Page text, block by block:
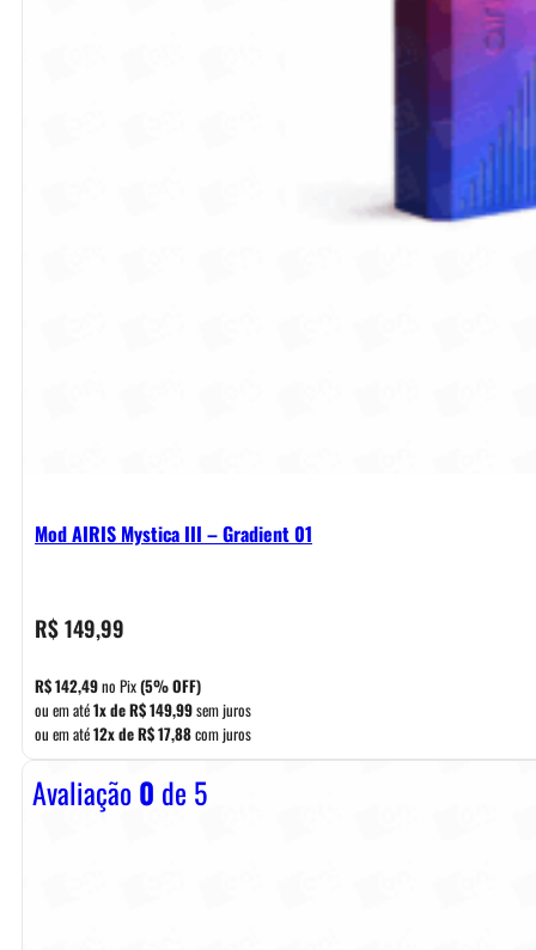
Mod AIRIS Mystica III – Gradient 01
R$149,99
R$142,49no Pix(5% OFF)
ou em até1x deR$149,99sem juros
ou em até12x deR$17,88com juros
Avaliação0 de 5